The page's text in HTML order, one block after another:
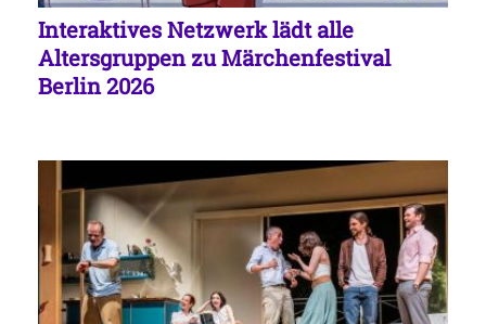
Interaktives Netzwerk lädt alle
Altersgruppen zu Märchenfestival
Berlin 2026